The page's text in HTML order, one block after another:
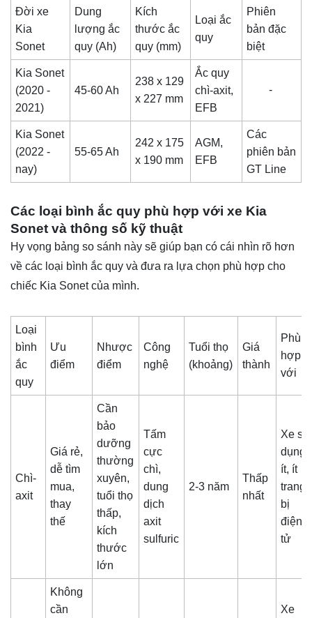
Đời xe
Kia
Sonet
Dung
lượng ắc
quy (Ah)
Kích
thước ắc
quy (mm)
Loại ắc
quy
Phiên
bản đặc
biệt
Kia Sonet
(2020 -
2021)
45-60 Ah
238 x 129
x 227 mm
Ắc quy
chì-axit,
EFB
-
Kia Sonet
(2022 -
nay)
55-65 Ah
242 x 175
x 190 mm
AGM,
EFB
Các
phiên bản
GT Line
Các loại bình ắc quy phù hợp với xe Kia
Sonet và thông số kỹ thuật
Hy vọng bảng so sánh này sẽ giúp bạn có cái nhìn rõ hơn
về các loại bình ắc quy và đưa ra lựa chọn phù hợp cho
chiếc Kia Sonet của mình.
Loại
bình
ắc
quy
Ưu
điểm
Nhược
điểm
Công
nghệ
Tuổi thọ
(khoảng)
Giá
thành
Phù
hợp
với
Chì-
axit
Giá rẻ,
dễ tìm
mua,
thay
thế
Cần
bảo
dưỡng
thường
xuyên,
tuổi thọ
thấp,
kích
thước
lớn
Tấm
cực
chì,
dung
dịch
axit
sulfuric
2-3 năm
Thấp
nhất
Xe sử
dụng
ít, ít
trang
bị
điện
tử
Không
cần
Xe